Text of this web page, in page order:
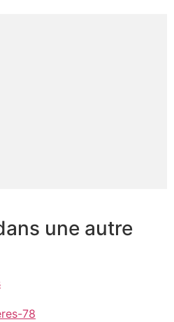
une autre
78